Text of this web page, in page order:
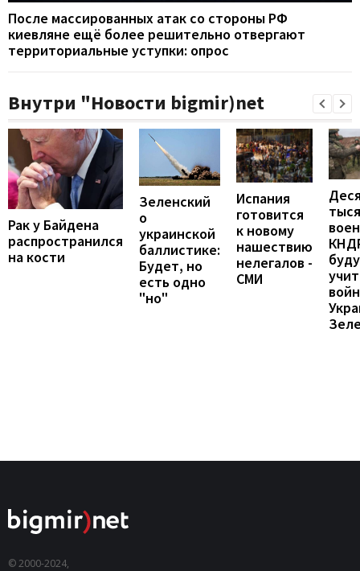
После массированных атак со стороны РФ
киевляне ещё более решительно отвергают
территориальные уступки: опрос
Внутри "Новости bigmir)net
Рак у Байдена
распространился
на кости
Зеленский
о
украинской
баллистике:
Будет, но
есть одно
"но"
Испания
готовится
к новому
нашествию
нелегалов -
СМИ
© 2000-2024,